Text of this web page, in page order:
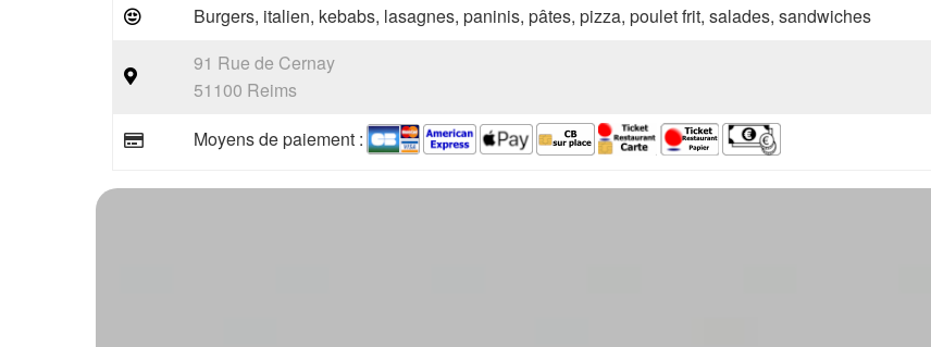
Burgers, italien, kebabs, lasagnes, paninis, pâtes, pizza, poulet frit, salades, sandwiches
91 Rue de Cernay
51100 Reims
Moyens de paiement :